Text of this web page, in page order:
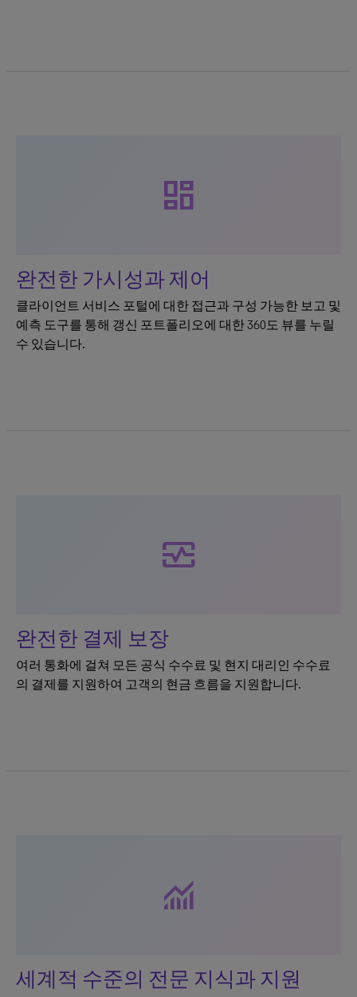
dashboard
완전한 가시성과 제어
클라이언트 서비스 포털에 대한 접근과 구성 가능한 보고 및
예측 도구를 통해 갱신 포트폴리오에 대한 360도 뷰를 누릴
수 있습니다.
monitor_heart
완전한 결제 보장
여러 통화에 걸쳐 모든 공식 수수료 및 현지 대리인 수수료
의 결제를 지원하여 고객의 현금 흐름을 지원합니다.
monitoring
세계적 수준의 전문 지식과 지원